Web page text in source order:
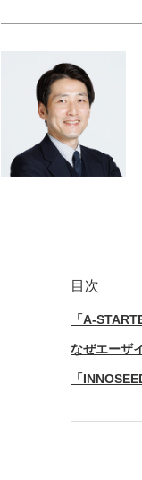
「A-
なぜエーザ
「